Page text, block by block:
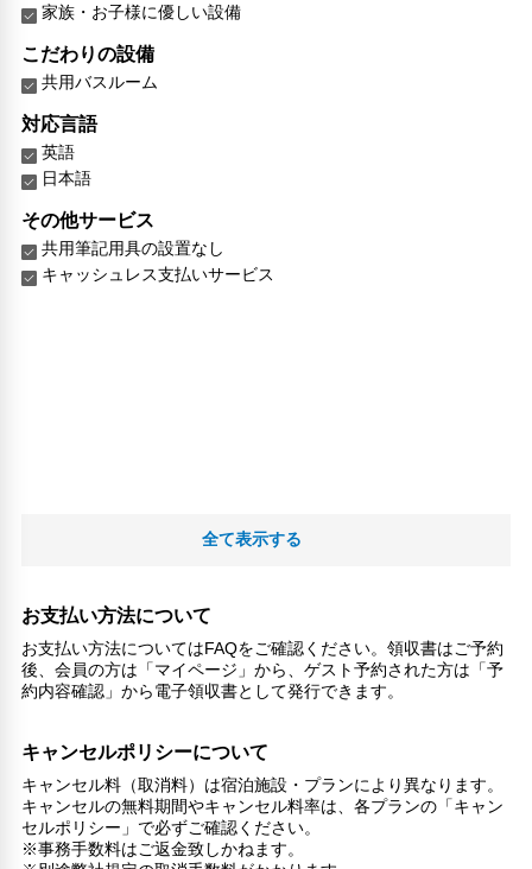
家族・お子様に優しい設備
こだわりの設備
共用バスルーム
対応言語
英語
日本語
その他サービス
共用筆記用具の設置なし
キャッシュレス支払いサービス
全て表示する
お支払い方法について
お支払い方法についてはFAQをご確認ください。領収書はご予約
後、会員の方は「マイページ」から、ゲスト予約された方は「予
約内容確認」から電子領収書として発行できます。
キャンセルポリシーについて
キャンセル料（取消料）は宿泊施設・プランにより異なります。
キャンセルの無料期間やキャンセル料率は、各プランの「キャン
セルポリシー」で必ずご確認ください。
※事務手数料はご返金致しかねます。